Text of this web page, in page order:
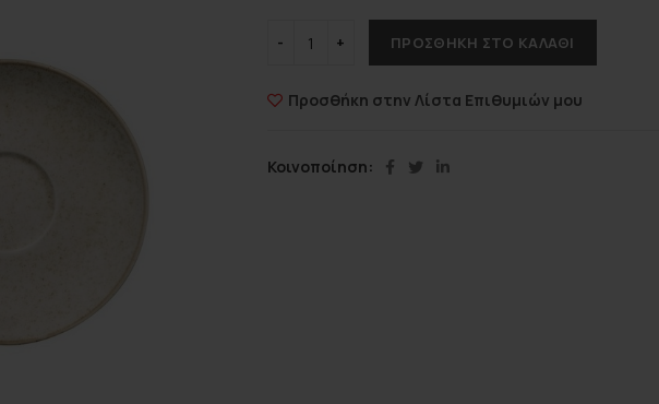
ΠΡΟΣΘΉΚΗ ΣΤΟ ΚΑΛΆΘΙ
Προσθήκη στην Λίστα Επιθυμιών μου
Κοινοποίηση